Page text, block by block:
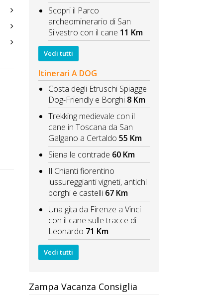
Scopri il Parco
archeominerario di San
Silvestro con il cane 11 Km
Vedi tutti
Itinerari A DOG
Costa degli Etruschi Spiagge
Dog-Friendly e Borghi 8 Km
Trekking medievale con il
cane in Toscana da San
Galgano a Certaldo 55 Km
Siena le contrade 60 Km
Il Chianti fiorentino
lussureggianti vigneti, antichi
borghi e castelli 67 Km
Una gita da Firenze a Vinci
con il cane sulle tracce di
Leonardo 71 Km
Vedi tutti
Zampa Vacanza Consiglia